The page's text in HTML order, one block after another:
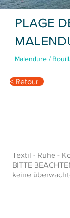
PLAGE
Malendure /
< Retour
Textil - Ruhe -
BITTE
keine